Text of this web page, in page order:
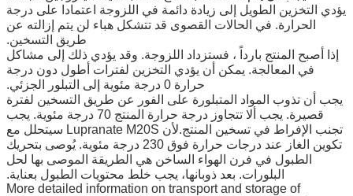
يؤدي التخزين الطويل إلى زيادة دائمة في اللزوجة اعتمادا على درجة
الحرارة. في الحالات القصوى قد تتشكل هباء لن يتم إزالته عن
طريق التسخين.
إذا أصبح المنتج بارداً ، فستزداد اللزوجة. وقد يؤدي ذلك إلى مشاكل
في المعالجة. يمكن أن يؤدي التخزين لفترات أطول دون درجة
حرارة 0 درجة مئوية إلى التبلور الجزئي.
يجب أن تذوب المواد المتبلورة على الفور عن طريق التسخين لفترة
قصيرة. يجب ألا تتجاوز درجة حرارة المنتج 70 درجة مئوية. يجب
تجنب الإفراط في تسخين المنتج.لأن Lupranate M20S سيتحلل مع
تكوين الغاز عند درجات حرارة فوق 230 درجة مئوية. يُوصى بتحريك
الطبول في فرن الهواء الساخن هي الطريقة الموصى بها لحل
البلورات. بعد ذوبانها، يجب خلط محتويات الطبول بعناية.
More detailed information on transport and storage of